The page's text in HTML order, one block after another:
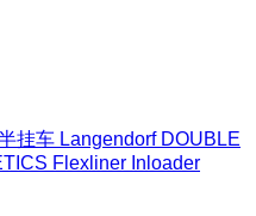
挂车 Langendorf DOUBLE
Flexliner Inloader